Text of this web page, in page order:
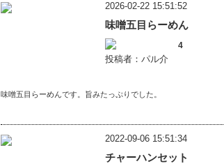
2026-02-22 15:51:52
味噌五目らーめん
4
投稿者：パル介
味噌五目らーめんです。旨みたっぷりでした。
2022-09-06 15:51:34
チャーハンセット